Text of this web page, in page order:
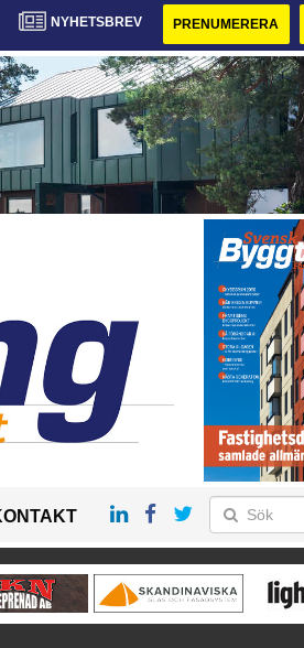
NYHETSBREV PRENUMERERA